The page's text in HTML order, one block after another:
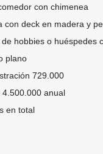
con chimenea
con deck en madera y
hobbies o huéspedes
plano
729.000
4.500.000 anual
en total